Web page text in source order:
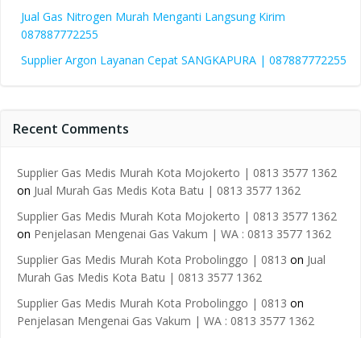
Jual Gas Nitrogen Murah Menganti Langsung Kirim
087887772255
Supplier Argon Layanan Cepat SANGKAPURA | 087887772255
Recent Comments
Supplier Gas Medis Murah Kota Mojokerto | 0813 3577 1362
on Jual Murah Gas Medis Kota Batu | 0813 3577 1362
Supplier Gas Medis Murah Kota Mojokerto | 0813 3577 1362
on Penjelasan Mengenai Gas Vakum | WA : 0813 3577 1362
Supplier Gas Medis Murah Kota Probolinggo | 0813 on Jual
Murah Gas Medis Kota Batu | 0813 3577 1362
Supplier Gas Medis Murah Kota Probolinggo | 0813 on
Penjelasan Mengenai Gas Vakum | WA : 0813 3577 1362